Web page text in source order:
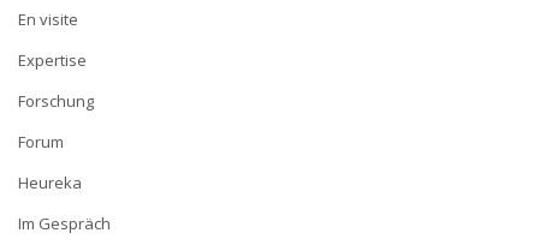
En visite
Expertise
Forschung
Forum
Heureka
Im Gespräch